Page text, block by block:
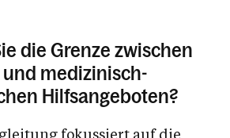
die Grenze zwischen
medizinisch-
Hilfsangeboten?
fokussiert auf die